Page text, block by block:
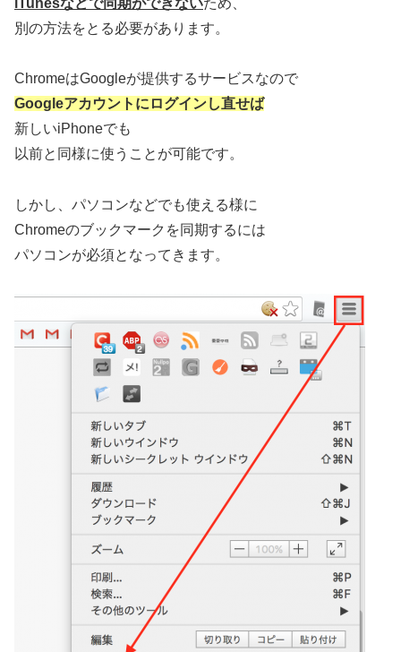
別の方法をとる必要があります。
ChromeはGoogleが提供するサービスなので
Googleアカウントにログインし直せば
新しいiPhoneでも
以前と同様に使うことが可能です。
しかし、パソコンなどでも使える様に
Chromeのブックマークを同期するには
パソコンが必須となってきます。